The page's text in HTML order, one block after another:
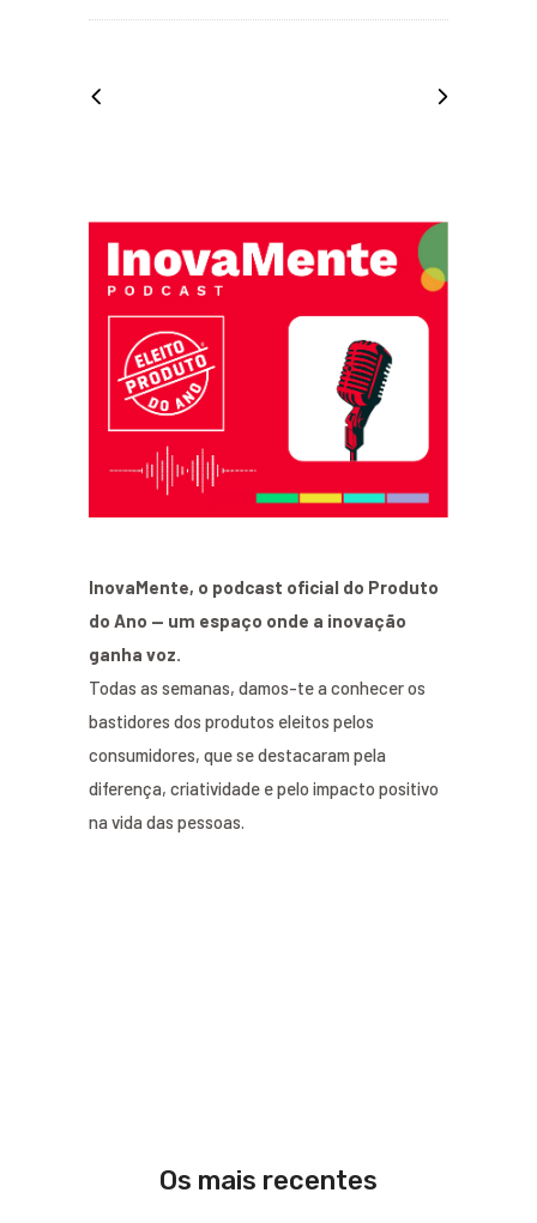
InovaMente, o podcast oficial do Produto
do Ano — um espaço onde a inovação
ganha voz.
Todas as semanas, damos-te a conhecer os
bastidores dos produtos eleitos pelos
consumidores, que se destacaram pela
diferença, criatividade e pelo impacto positivo
na vida das pessoas.
Os mais recentes